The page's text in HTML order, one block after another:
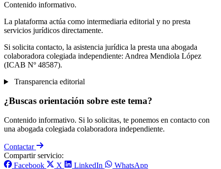
Contenido informativo.
La plataforma actúa como intermediaria editorial y no presta
servicios jurídicos directamente.
Si solicita contacto, la asistencia jurídica la presta una abogada
colaboradora colegiada independiente: Andrea Mendiola López
(ICAB Nº 48587).
Transparencia editorial
¿Buscas orientación sobre este tema?
Contenido informativo. Si lo solicitas, te ponemos en contacto con
una abogada colegiada colaboradora independiente.
Contactar
Compartir servicio:
Facebook
X LinkedIn WhatsApp